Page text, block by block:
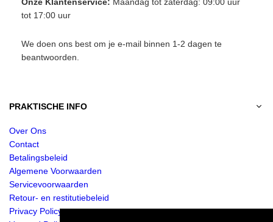
tot 17:00 uur
We doen ons best om je e-mail binnen 1-2 dagen te
beantwoorden.
PRAKTISCHE INFO
Over Ons
Contact
Betalingsbeleid
Algemene Voorwaarden
Servicevoorwaarden
Retour- en restitutiebeleid
Privacy Policy